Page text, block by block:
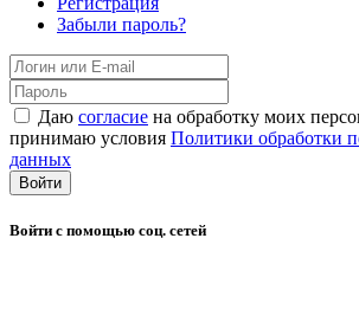
Забыли пароль?
Даю согласие на обработку моих
принимаю условия Политики обработки
данных
Войти
Войти с помощью соц. сетей